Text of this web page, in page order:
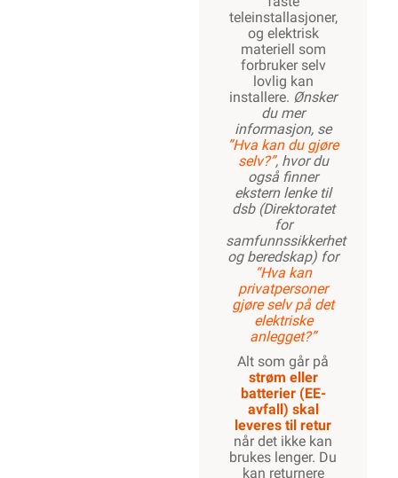
teleinstallasjoner,
og elektrisk
materiell som
forbruker selv
lovlig kan
installere. Ønsker
du mer
informasjon, se
”Hva kan du gjøre
selv?”, hvor du
også finner
ekstern lenke til
dsb (Direktoratet
for
samfunnssikkerhet
og beredskap) for
“Hva kan
privatpersoner
gjøre selv på det
elektriske
anlegget?”
Alt som går på
strøm eller
batterier (EE-
avfall) skal
leveres til retur
når det ikke kan
brukes lenger. Du
kan returnere